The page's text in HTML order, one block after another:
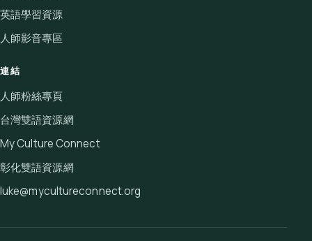
英語學習資源
人師影音專區
連結
人師粉絲專頁
台灣雙語資源網
My Culture Connect
彰化雙語資源網
luke@mycultureconnect.org